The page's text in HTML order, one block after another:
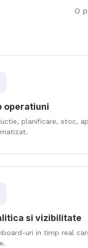
O
operatiuni
planificare, stoc,
si vizibilitate
uri in timp real